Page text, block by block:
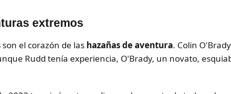
extremos
son el corazón de las hazañas de aventura. Colin
Rudd tenía experiencia, O'Brady, un novato,